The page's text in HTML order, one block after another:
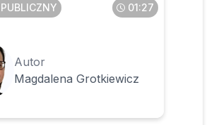
01:27
Autor
Magdalena Grotkiewicz